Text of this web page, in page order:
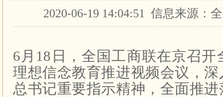
2020-06-19 14:04:51 信息来源：
6 月 18 日，全国工商联在京召
理想信念教育推进视频会议，
总书记重要指示精神，全面推